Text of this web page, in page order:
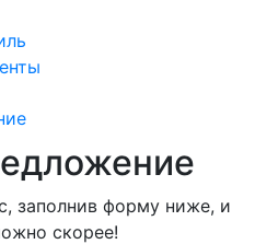
заполнив форму ниже, и
скорее!